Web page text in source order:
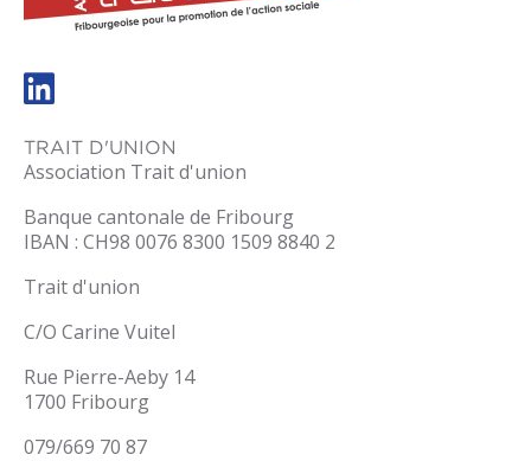
TRAIT D'UNION
Association Trait d'union
Banque cantonale de Fribourg
IBAN : CH98 0076 8300 1509 8840 2
Trait d'union
C/O Carine Vuitel
Rue Pierre-Aeby 14
1700 Fribourg
079/669 70 87